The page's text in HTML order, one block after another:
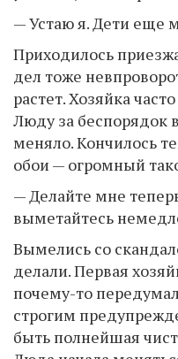
— Устаю я. Дети еще
Приходилось
дел тоже
растет. Хозяйка
Люду за беспорядок
меняло. Кончилось
обои — огромный
— Делайте мне
выметайтесь
Вымелись со
делали. Первая
почему-то
строгим
быть полнейшая